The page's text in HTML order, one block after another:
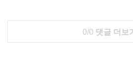
0/0 댓글 더보기